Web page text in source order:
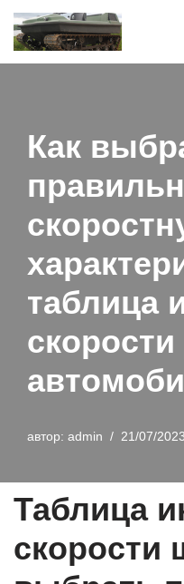
Перейти
Как
таблица
автор: admin 21/07/2023
Таблица
скорости